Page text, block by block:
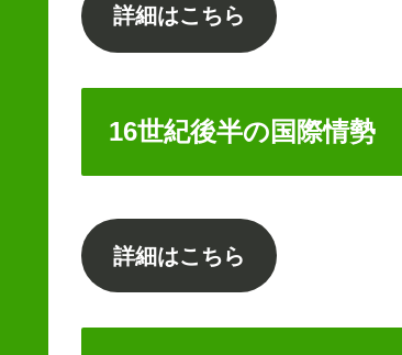
詳細はこちら
16世紀後半の国際情勢
詳細はこちら